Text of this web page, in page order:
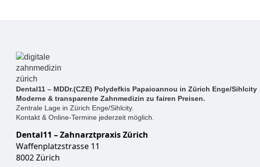
Dental11 – MDDr.(CZE) Polydefkis Papaioannou in Zürich Enge/Sihlcity
Moderne & transparente Zahnmedizin zu fairen Preisen.
Zentrale Lage in Zürich Enge/Sihlcity.
Kontakt & Online-Termine jederzeit möglich.
Dental11 – Zahnarztpraxis Zürich
Waffenplatzstrasse 11
8002 Zürich